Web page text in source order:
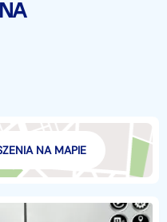
NA MAPIE